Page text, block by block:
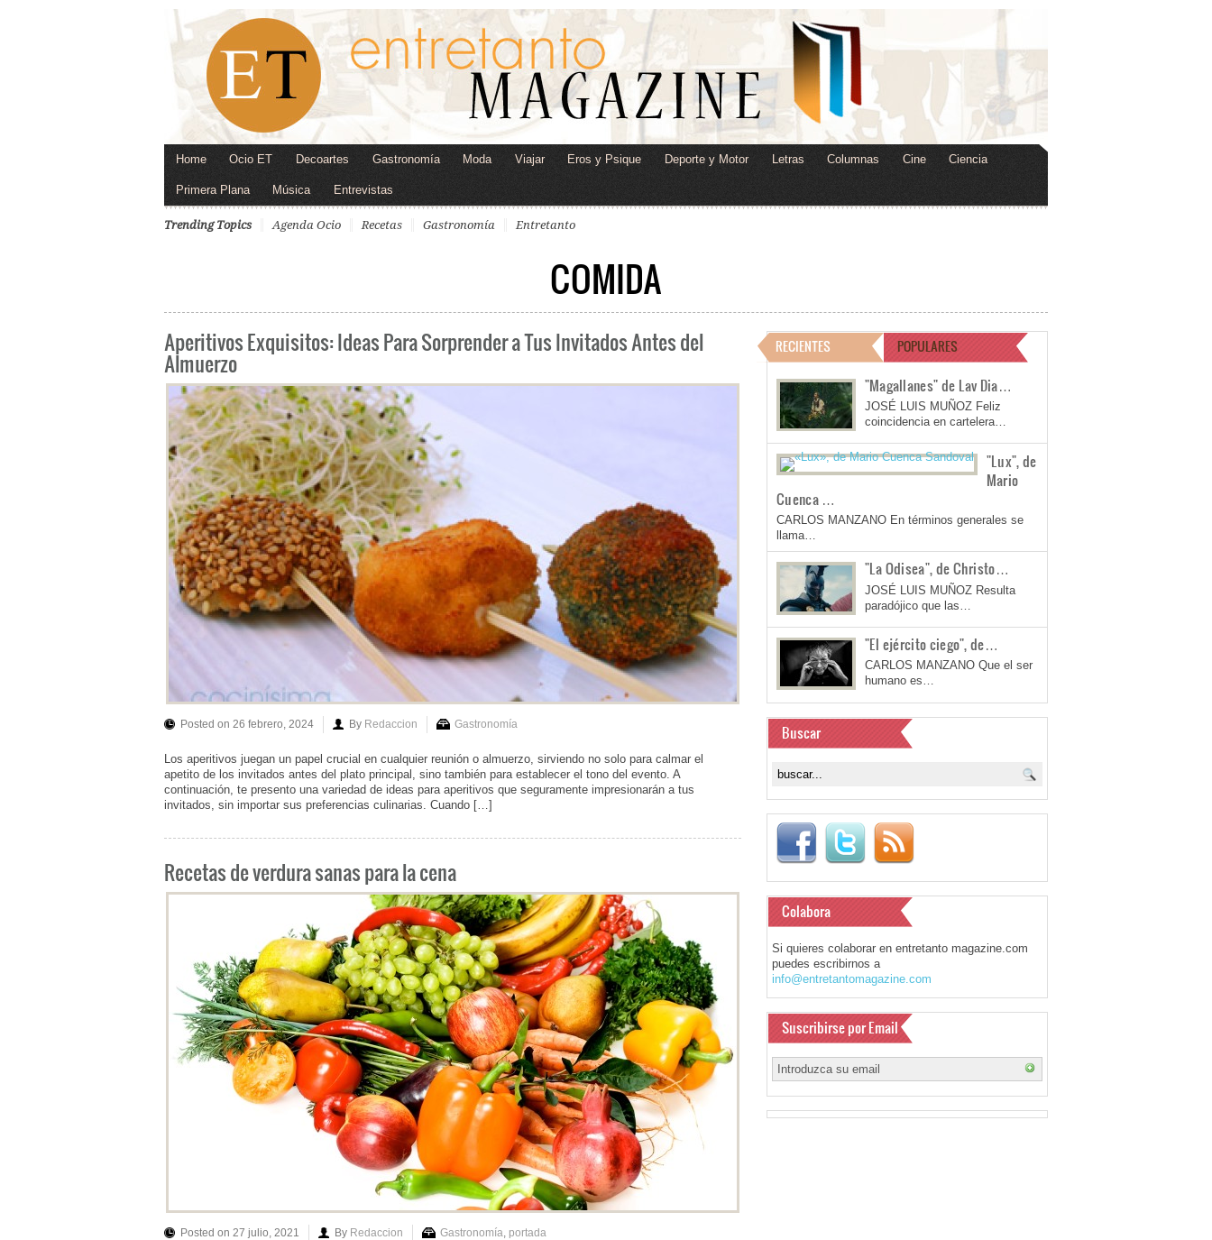
Home Ocio ET Decoartes Gastronomía Moda Viajar Eros y Psique Deporte y Motor Letras Columnas Cine Ciencia
Primera Plana Música Entrevistas
Trending Topics Agenda Ocio Recetas Gastronomía Entretanto
COMIDA
Aperitivos Exquisitos: Ideas Para Sorprender a Tus Invitados Antes del
Almuerzo
Posted on 26 febrero, 2024 By Redaccion Gastronomía
Los aperitivos juegan un papel crucial en cualquier reunión o almuerzo, sirviendo no solo para calmar el
apetito de los invitados antes del plato principal, sino también para establecer el tono del evento. A
continuación, te presento una variedad de ideas para aperitivos que seguramente impresionarán a tus
invitados, sin importar sus preferencias culinarias. Cuando […]
Recetas de verdura sanas para la cena
Posted on 27 julio, 2021 By Redaccion Gastronomía portada
RECIENTES POPULARES
"Magallanes" de Lav Dia…
JOSÉ LUIS MUÑOZ Feliz
coincidencia en cartelera…
"Lux", de
Mario
Cuenca …
CARLOS MANZANO En términos generales se
llama…
"La Odisea", de Christo…
JOSÉ LUIS MUÑOZ Resulta
paradójico que las…
"El ejército ciego", de…
CARLOS MANZANO Que el ser
humano es…
Buscar
Colabora
Si quieres colaborar en entretanto magazine.com
puedes escribirnos a
info@entretantomagazine.com
Suscribirse por Email